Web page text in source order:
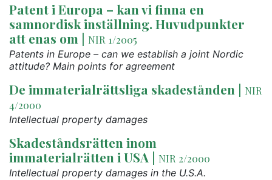
Patent i Europa – kan vi finna en
samnordisk inställning. Huvudpunkter
att enas om | NIR 1/2005
Patents in Europe – can we establish a joint Nordic
attitude? Main points for agreement
De immaterialrättsliga skadestånden | NIR
4/2000
Intellectual property damages
Skadeståndsrätten inom
immaterialrätten i USA | NIR 2/2000
Intellectual property damages in the U.S.A.